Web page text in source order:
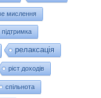
мислення
підтримка
релаксація
ріст доходів
спільнота